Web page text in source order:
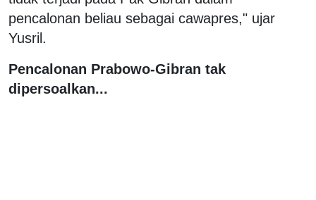
pencalonan beliau sebagai cawapres," ujar
Yusril.
Pencalonan Prabowo-Gibran tak
dipersoalkan...